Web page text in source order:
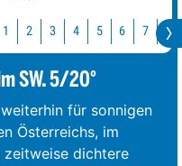
1 2 3 4 5 6 7 8
SW. 5/20°
für sonnigen
Österreichs, im
zeitweise dichtere